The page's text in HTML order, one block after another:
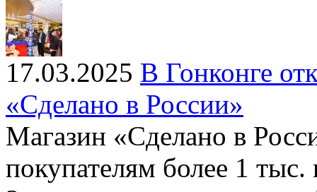
17.03.2025 В Гонконге
«Сделано в России»
Магазин «Сделано в
покупателям более 1